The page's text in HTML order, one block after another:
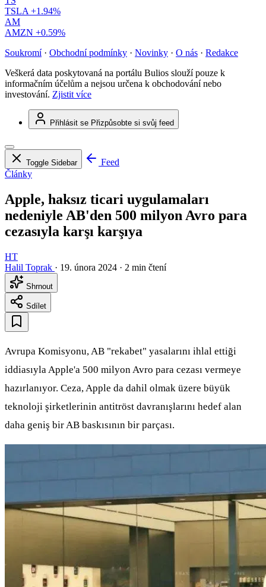
TSLA +1.94%
AM
AMZN +0.59%
Soukromí · Obchodní podmínky · Novinky · O nás · Redakce
Veškerá data poskytovaná na portálu Bulios slouží pouze k
informačním účelům a nejsou určena k obchodování nebo
investování. Zjistit více
Přihlásit se Přizpůsobte si svůj feed
Toggle Sidebar
Feed
Články
Apple, haksız ticari uygulamaları
nedeniyle AB'den 500 milyon Avro para
cezasıyla karşı karşıya
HT
Halil Toprak · 19. února 2024 · 2 min čtení
Shrnout
Sdílet
Avrupa Komisyonu, AB "rekabet" yasalarını ihlal ettiği
iddiasıyla Apple'a 500 milyon Avro para cezası vermeye
hazırlanıyor. Ceza, Apple da dahil olmak üzere büyük
teknoloji şirketlerinin antitröst davranışlarını hedef alan
daha geniş bir AB baskısının bir parçası.